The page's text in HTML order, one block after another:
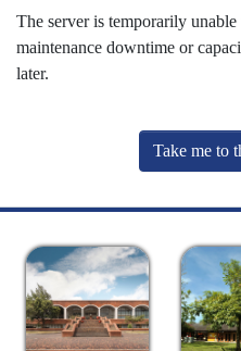
The server is temporarily
maintenance downtime or
later.
Take me to